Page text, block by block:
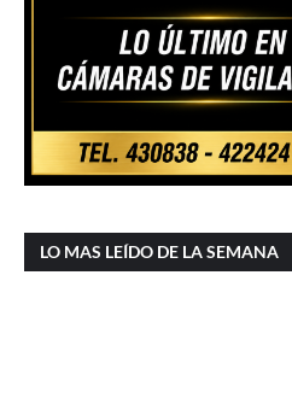
LO MAS LEÍDO DE LA SEMANA